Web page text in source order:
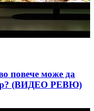
повече може да
(ВИДЕО РЕВЮ)